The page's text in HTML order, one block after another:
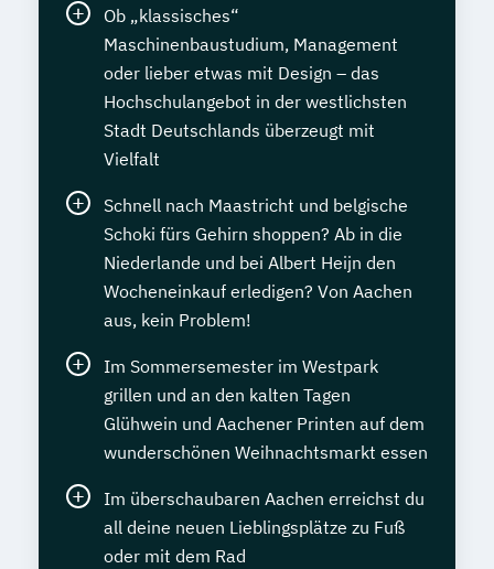
Ob „klassisches“
Maschinenbaustudium, Management
oder lieber etwas mit Design – das
Hochschulangebot in der westlichsten
Stadt Deutschlands überzeugt mit
Vielfalt
Schnell nach Maastricht und belgische
Schoki fürs Gehirn shoppen? Ab in die
Niederlande und bei Albert Heijn den
Wocheneinkauf erledigen? Von Aachen
aus, kein Problem!
Im Sommersemester im Westpark
grillen und an den kalten Tagen
Glühwein und Aachener Printen auf dem
wunderschönen Weihnachtsmarkt essen
Im überschaubaren Aachen erreichst du
all deine neuen Lieblingsplätze zu Fuß
oder mit dem Rad